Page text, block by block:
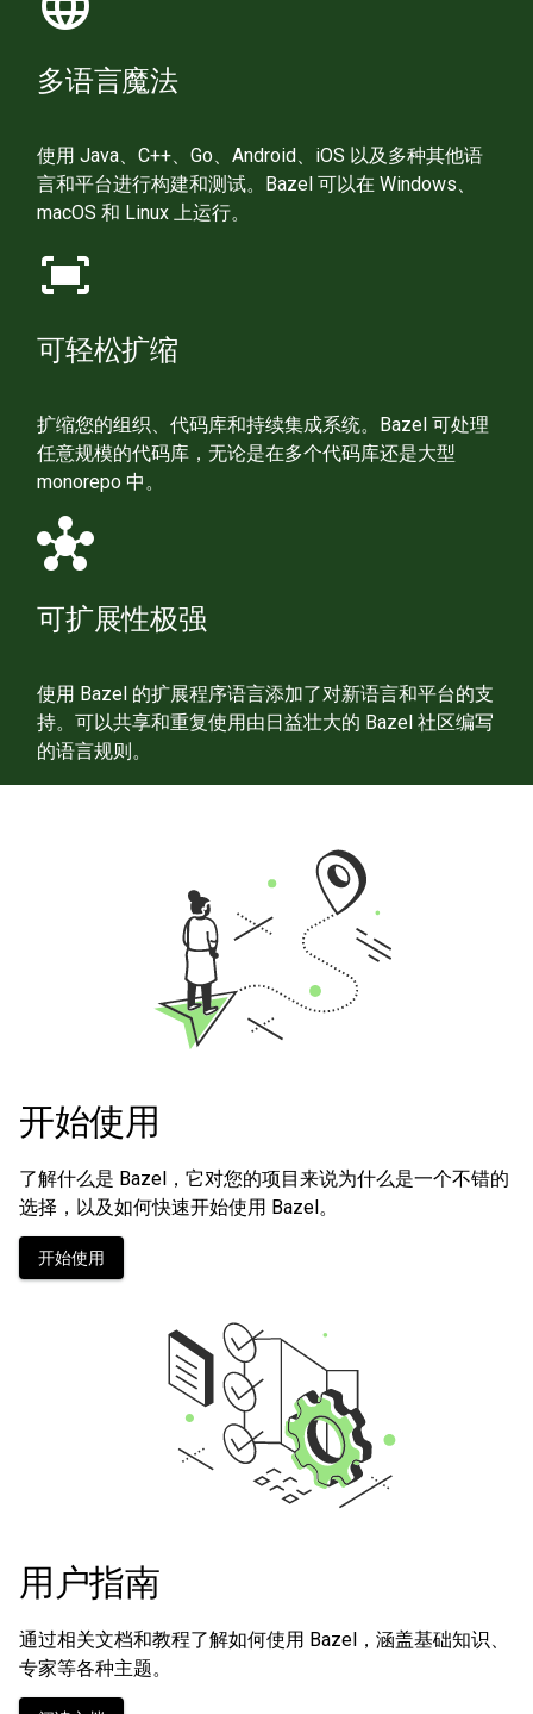
多语言魔法
使用 Java、C++、Go、Android、iOS 以及多种其他语
言和平台进行构建和测试。Bazel 可以在 Windows、
macOS 和 Linux 上运行。
fit_screen
可轻松扩缩
扩缩您的组织、代码库和持续集成系统。Bazel 可处理
任意规模的代码库，无论是在多个代码库还是大型
monorepo 中。
hub
可扩展性极强
使用 Bazel 的扩展程序语言添加了对新语言和平台的支
持。可以共享和重复使用由日益壮大的 Bazel 社区编写
的语言规则。
开始使用
了解什么是 Bazel，它对您的项目来说为什么是一个不错的
选择，以及如何快速开始使用 Bazel。
开始使用
用户指南
通过相关文档和教程了解如何使用 Bazel，涵盖基础知识、
专家等各种主题。